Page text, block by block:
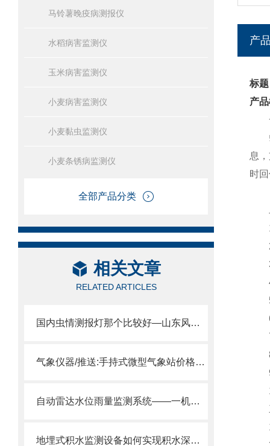
马铃薯晚疫病测报仪
水稻病害监测仪
玉米病害监测仪
小麦病害监测仪
小麦黏虫监测仪
小麦条锈病监测仪
全部产品分类
相关文章
RELATED ARTICLES
国内虫情测报灯那个比较好—山东风途科技高效、节能的虫情监测解决方案。
气象仪器/推送:手持式微型气象站价格—维护成本较低的环境监测气象仪
自动雷达水位雨量监测系统——一机测双量，水位雨量全掌握！
地埋式积水监测设备如何实现积水深度实时上报+声光报警。
产
标
产
蝗
息
时
1.
2.
3.
4.
5.
6.
7.
8.
9.
三
1.